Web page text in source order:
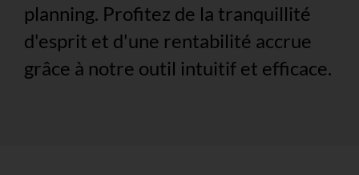
planning. Profitez de la tranquillité
d'esprit et d'une rentabilité accrue
grâce à notre outil intuitif et efficace.